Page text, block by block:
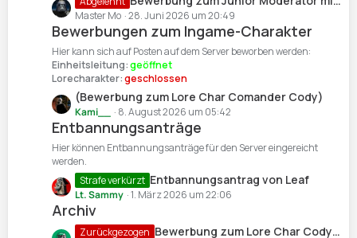
e
r
ä
g
e
e
t
z
t
e
B
e
i
t
r
ä
g
e
Master Mo 28. Juni 2026 um 20:49
Bewerbungen zum Ingame-Charakter
Hier kann sich auf Posten auf dem Server beworben werden:
Einheitsleitung:geöffnet
Lorecharakter:geschlossen
L
e
t
z
t
e
B
e
(Bewerbung zum Lore Char Comander Cody)
Kami__ 8. August 2026 um 05:42
Entbannungsanträge
Hier können Entbannungsanträge für den Server eingereicht
werden.
L
e
t
z
Strafe verkürzt Entbannungsantrag von Leaf
Lt. Sammy 1. März 2026 um 22:06
Archiv
L
Zurückgezogen Bewerbung zum Lore Char Cody | Fynn/Knox